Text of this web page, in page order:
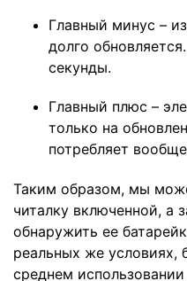
Главный минус –
долго
секунды.
Главный плюс –
только на
потребляет
Таким образом, мы
читалку включенной, а
обнаружить ее
реальных же условиях,
среднем